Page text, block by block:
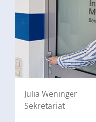
Julia Weninger
Sekretariat